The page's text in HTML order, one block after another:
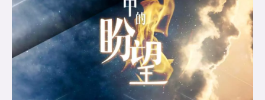
PDF
數
量